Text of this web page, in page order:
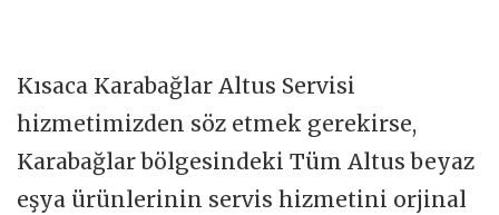
Kısaca Karabağlar Altus Servisi
hizmetimizden söz etmek gerekirse,
Karabağlar bölgesindeki Tüm Altus beyaz
eşya ürünlerinin servis hizmetini orjinal